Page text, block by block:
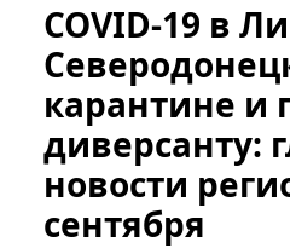
COVID-19 в
карантине и
диверсанту:
новости
сентября